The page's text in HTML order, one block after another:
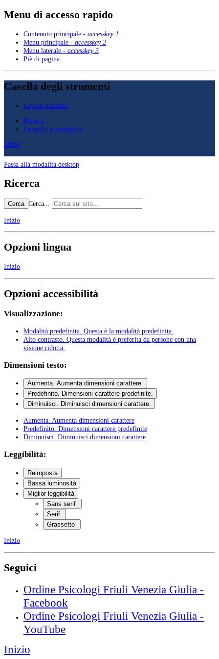
Menu di accesso rapido
Contenuto principale - accesskey 1
Menu principale - accesskey 2
Menu laterale - accesskey 3
Piè di pagina
Casella degli strumenti
Layout normale
Ricerca
Pannello accessibilità
Inizio
Passa alla modalità desktop
Ricerca
Cerca Cerca...
Inizio
Opzioni lingua
Inizio
Opzioni accessibilità
Visualizzazione:
Modalità predefinita . Questa è la modalità predefinita.
Alto contrasto . Questa modalità è preferita da persone con una
visione ridotta.
Dimensioni testo:
Aumenta. Aumenta dimensioni carattere.
Predefinito. Dimensioni carattere predefinite.
Diminuisci. Diminuisci dimensioni carattere.
Aumenta . Aumenta dimensioni carattere
Predefinito . Dimensioni carattere predefinite
Diminuisci . Diminuisci dimensioni carattere
Leggibilità:
Reimposta
Bassa luminosità
Miglior leggibilità
Sans serif
Serif
Grassetto
Inizio
Seguici
Ordine Psicologi Friuli Venezia Giulia -
Facebook
Ordine Psicologi Friuli Venezia Giulia -
YouTube
Inizio